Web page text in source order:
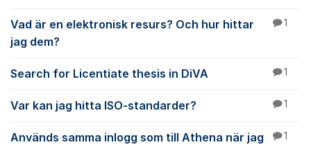
Vad är en elektronisk resurs? Och hur hittar
jag dem?
1
Search for Licentiate thesis in DiVA 1
Var kan jag hitta ISO-standarder? 1
Används samma inlogg som till Athena när jag
1